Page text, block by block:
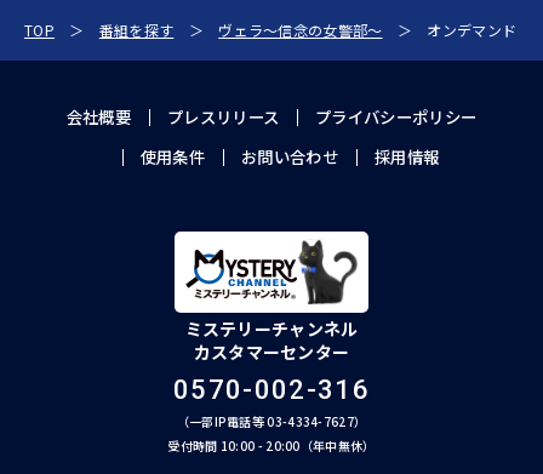
TOP 番組を探す ヴェラ～信念の女警部～ オンデマンド
会社概要 プレスリリース
プライバシーポリシー
使用条件
お問い合わせ 採用情報
ミステリーチャンネル
カスタマーセンター
0570-002-316
（一部IP電話等 03-4334-7627）
受付時間 10:00 - 20:00（年中無休）